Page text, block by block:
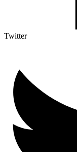
Twitter